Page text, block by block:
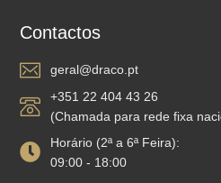
Contactos
geral@draco.pt
+351 22 404 43 26
(Chamada para rede fixa
Horário (2ª a 6ª Feira):
09:00 - 18:00